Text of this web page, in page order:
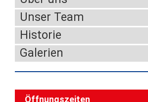
Unser Team
Historie
Galerien
Öffnungszeiten